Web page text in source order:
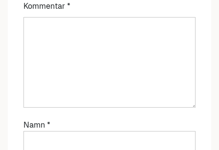
Kommentar *
Namn *